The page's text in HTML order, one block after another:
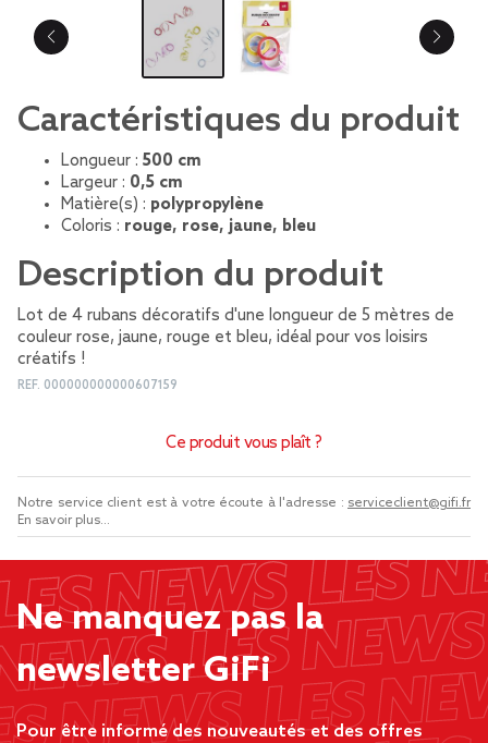
Caractéristiques du produit
Longueur : 500 cm
Largeur : 0,5 cm
Matière(s) : polypropylène
Coloris : rouge, rose, jaune, bleu
Description du produit
Lot de 4 rubans décoratifs d'une longueur de 5 mètres de
couleur rose, jaune, rouge et bleu, idéal pour vos loisirs
créatifs !
REF. 000000000000607159
Ce produit vous plaît ?
Notre service client est à votre écoute à l'adresse : serviceclient@gifi.fr
En savoir plus...
Ne manquez pas la
newsletter GiFi
Pour être informé des nouveautés et des offres